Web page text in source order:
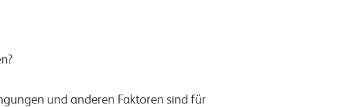
und anderen Faktoren sind für